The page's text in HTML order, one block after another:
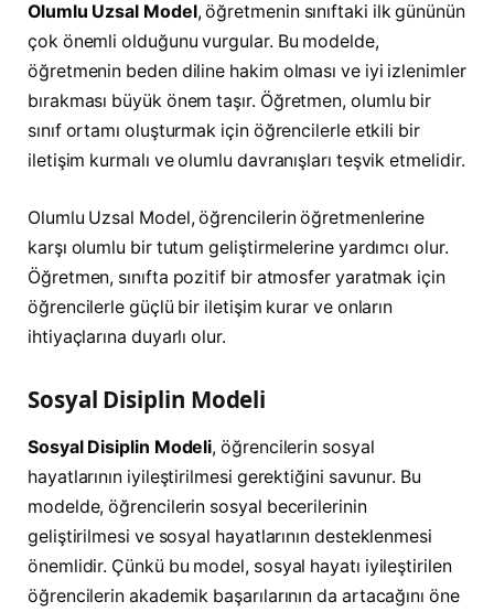
Olumlu Uzsal Model, öğretmenin sınıftaki ilk gününün
çok önemli olduğunu vurgular. Bu modelde,
öğretmenin beden diline hakim olması ve iyi izlenimler
bırakması büyük önem taşır. Öğretmen, olumlu bir
sınıf ortamı oluşturmak için öğrencilerle etkili bir
iletişim kurmalı ve olumlu davranışları teşvik etmelidir.
Olumlu Uzsal Model, öğrencilerin öğretmenlerine
karşı olumlu bir tutum geliştirmelerine yardımcı olur.
Öğretmen, sınıfta pozitif bir atmosfer yaratmak için
öğrencilerle güçlü bir iletişim kurar ve onların
ihtiyaçlarına duyarlı olur.
Sosyal Disiplin Modeli
Sosyal Disiplin Modeli, öğrencilerin sosyal
hayatlarının iyileştirilmesi gerektiğini savunur. Bu
modelde, öğrencilerin sosyal becerilerinin
geliştirilmesi ve sosyal hayatlarının desteklenmesi
önemlidir. Çünkü bu model, sosyal hayatı iyileştirilen
öğrencilerin akademik başarılarının da artacağını öne